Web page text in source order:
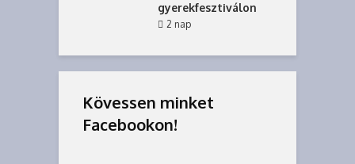
gyerekfesztiválon
2 nap
Kövessen minket
Facebookon!